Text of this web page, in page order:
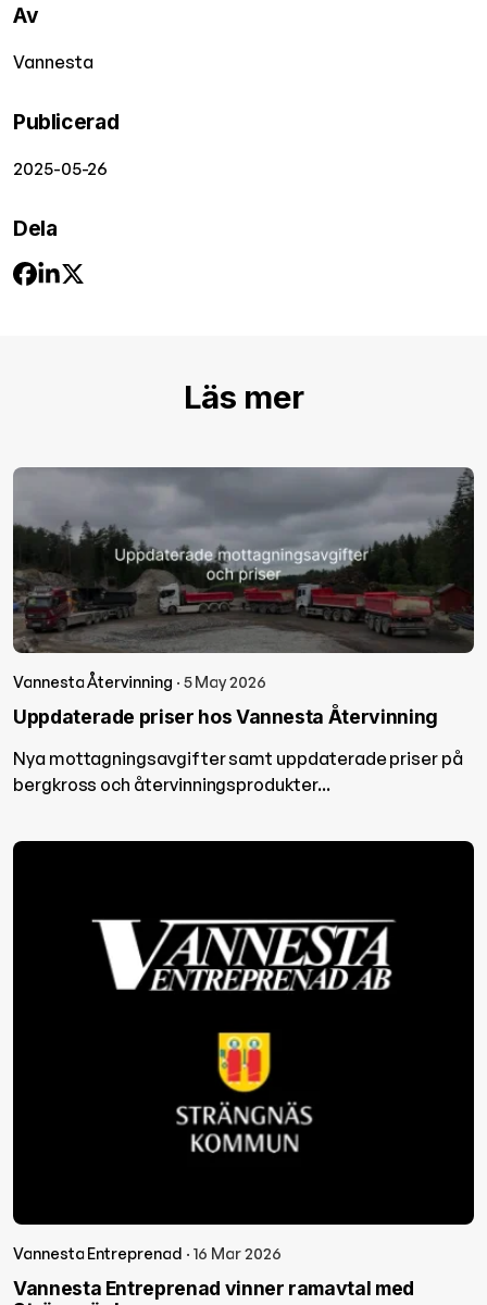
Av
Vannesta
Publicerad
2025-05-26
Dela
Läs mer
Vannesta Återvinning · 5 May 2026
Uppdaterade priser hos Vannesta Återvinning
Nya mottagningsavgifter samt uppdaterade priser på
bergkross och återvinningsprodukter...
Vannesta Entreprenad · 16 Mar 2026
Vannesta Entreprenad vinner ramavtal med